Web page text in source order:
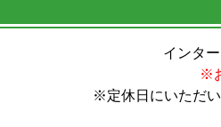
インタ
※
※定休日にいただ